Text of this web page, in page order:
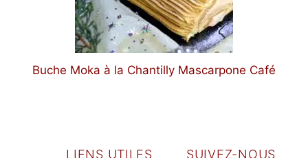
Buche Moka à la Chantilly Mascarpone Café
LIENS UTILES SUIVEZ-NOUS